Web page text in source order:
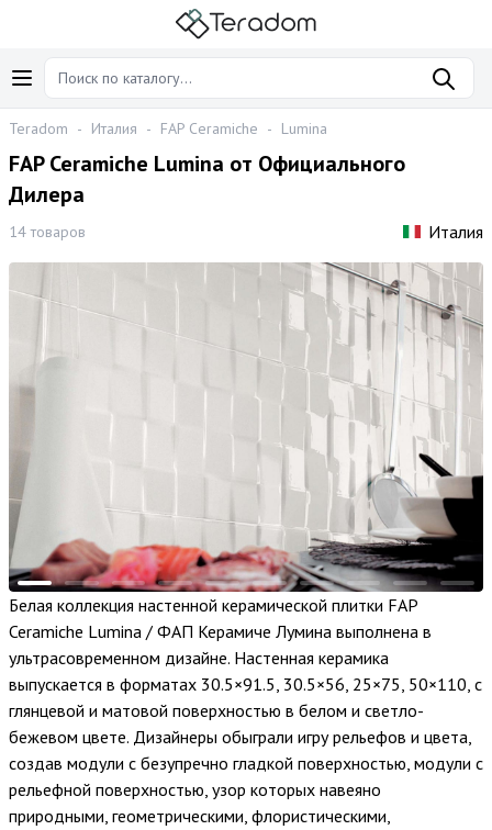
Teradom - Италия - FAP Ceramiche - Lumina
FAP Ceramiche Lumina от Официального
Дилера
14 товаров Италия
Белая коллекция настенной керамической плитки FAP
Ceramiche Lumina / ФАП Керамиче Лумина выполнена в
ультрасовременном дизайне. Настенная керамика
выпускается в форматах 30.5×91.5, 30.5×56, 25×75, 50×110, с
глянцевой и матовой поверхностью в белом и светло-
бежевом цвете. Дизайнеры обыграли игру рельефов и цвета,
создав модули с безупречно гладкой поверхностью, модули с
рельефной поверхностью, узор которых навеяно
природными, геометрическими, флористическими,